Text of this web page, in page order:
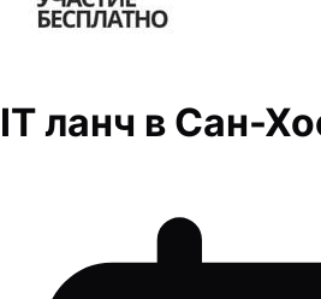
IT ланч в Сан-